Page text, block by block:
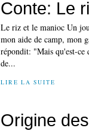
Conte: Le
Le riz et le manioc Un
mon aide de camp, mon
répondit: "Mais qu'est-ce
de...
LIRE LA SUITE
Origine